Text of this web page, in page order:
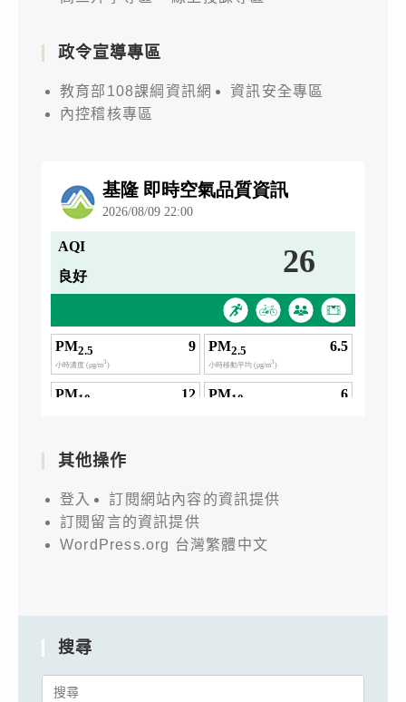
政令宣導專區
教育部108課綱資訊網
資訊安全專區
內控稽核專區
其他操作
登入
訂閱網站內容的資訊提供
訂閱留言的資訊提供
WordPress.org 台灣繁體中文
搜尋
Search